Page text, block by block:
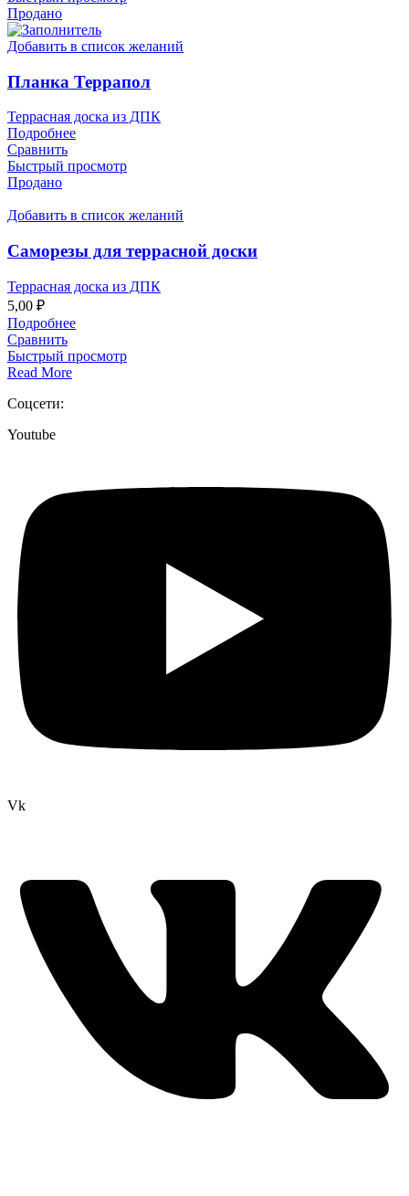
Продано
Добавить в список желаний
Планка Террапол
Террасная доска из ДПК
Подробнее
Сравнить
Быстрый просмотр
Продано
Добавить в список желаний
Саморезы для террасной доски
Террасная доска из ДПК
5,00 ₽
Подробнее
Сравнить
Быстрый просмотр
Read More
Соцсети:
Youtube
Vk